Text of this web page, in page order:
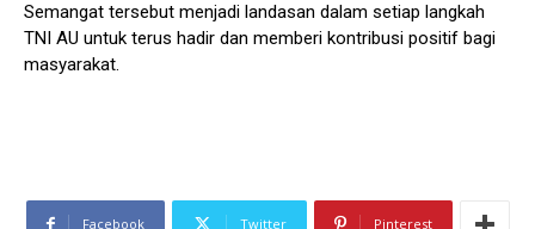
Semangat tersebut menjadi landasan dalam setiap langkah
TNI AU untuk terus hadir dan memberi kontribusi positif bagi
masyarakat.
Facebook Twitter Pinterest